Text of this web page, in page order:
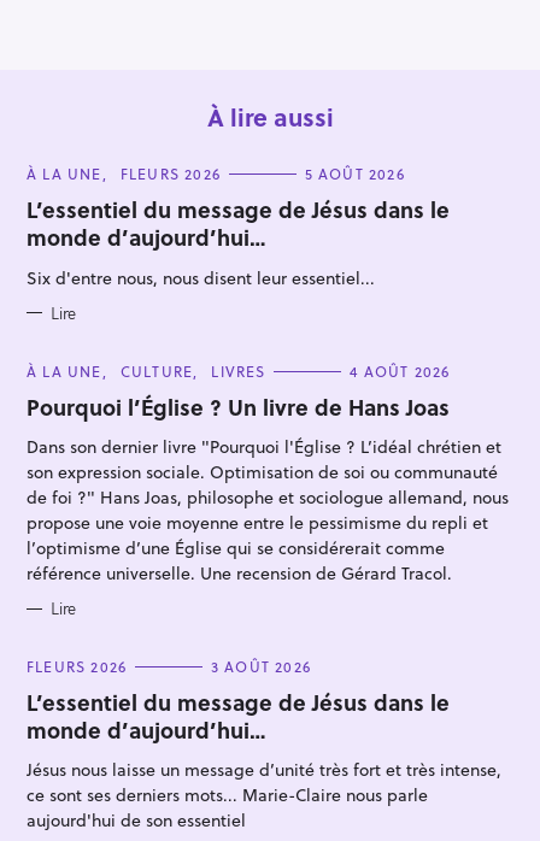
À lire aussi
C
T
E
G
O
I
S
À LA UNE FLEURS 2026 5 AOÛT 2026
L’essentiel du message de Jésus dans le
monde d’aujourd’hui…
Six d'entre nous, nous disent leur essentiel...
Lire
C
T
E
O
I
E
S
À LA UNE CULTURE LIVRES 4 AOÛT 2026
Pourquoi l’Église ? Un livre de Hans Joas
Dans son dernier livre "Pourquoi l'Église ? L’idéal chrétien et
son expression sociale. Optimisation de soi ou communauté
de foi ?" Hans Joas, philosophe et sociologue allemand, nous
propose une voie moyenne entre le pessimisme du repli et
l’optimisme d’une Église qui se considérerait comme
référence universelle. Une recension de Gérard Tracol.
Lire
C
T
E
G
O
R
I
E
S
FLEURS 2026 3 AOÛT 2026
L’essentiel du message de Jésus dans le
monde d’aujourd’hui…
Jésus nous laisse un message d’unité très fort et très intense,
ce sont ses derniers mots... Marie-Claire nous parle
aujourd'hui de son essentiel